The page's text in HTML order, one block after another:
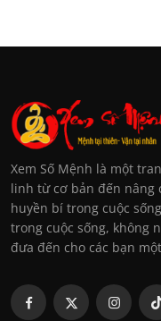
Xem Số Mệnh là một
linh từ cơ bản đến nâng
huyền bí trong cuộc
trong cuộc sống, không
đưa đến cho các bạn